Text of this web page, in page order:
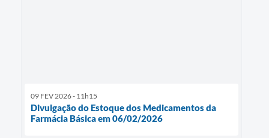
09 FEV 2026 - 11h15
Divulgação do Estoque dos Medicamentos da
Farmácia Básica em 06/02/2026